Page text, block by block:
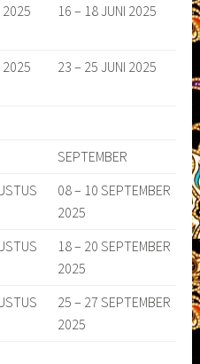
2025 16 – 18 JUNI 2025
2025 23 – 25 JUNI 2025
SEPTEMBER
08 – 10 SEPTEMBER
2025
18 – 20 SEPTEMBER
2025
25 – 27 SEPTEMBER
2025